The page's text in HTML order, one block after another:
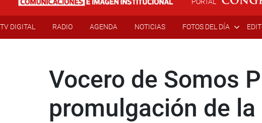
TV DIGITAL RADIO AGENDA NOTICIAS FOTOS DEL DÍA
Vocero de Somos
promulgación de la